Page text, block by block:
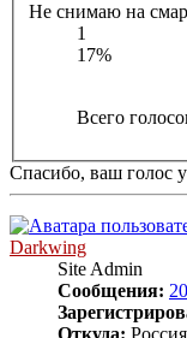
Не снимаю на
1
17%
Всего
Спасибо, ваш голос
Darkwing
Site Admin
Сообщения: